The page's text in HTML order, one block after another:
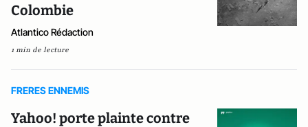
Colombie
Atlantico Rédaction
1 min de lecture
FRERES ENNEMIS
Yahoo! porte plainte contre